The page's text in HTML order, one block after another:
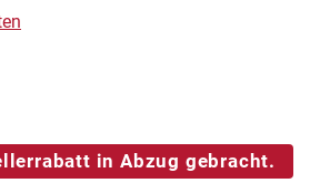
von 5 Sternen
in Abzug gebracht.